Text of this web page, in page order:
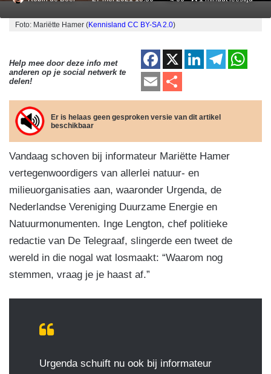
Foto: Mariëtte Hamer (Kennisland CC BY-SA 2.0)
Help mee door deze info met
anderen op je social netwerk te
delen!
F
a
c
e
b
o
o
k
X
Li
k
e
dI
n
T
e
a
m
at
A
E
m
ail
el
e
n
Er is helaas geen gesproken versie van dit artikel
beschikbaar
Vandaag schoven bij informateur Mariëtte Hamer
vertegenwoordigers van allerlei natuur- en
milieuorganisaties aan, waaronder Urgenda, de
Nederlandse Vereniging Duurzame Energie en
Natuurmonumenten. Inge Lengton, chef politieke
redactie van De Telegraaf, slingerde een tweet de
wereld in die nogal wat losmaakt: “Waarom nog
stemmen, vraag je je haast af.”
Urgenda schuift nu ook bij informateur